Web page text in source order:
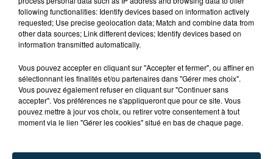
SAINT-ETIENNE : UN ENFANT DÉCÈDE APRÈS
following functionalities: Identify devices based on information actively
requested; Use precise geolocation data; Match and combine data from
other data sources; Link different devices; Identify devices based on
information transmitted automatically.
Vous pouvez accepter en cliquant sur "Accepter et fermer", ou affiner en
sélectionnant les finalités et/ou partenaires dans "Gérer mes choix".
Vous pouvez également refuser en cliquant sur "Continuer sans
accepter". Vos préférences ne s'appliqueront que pour ce site. Vous
pouvez mettre à jour vos choix, ou retirer votre consentement à tout
moment via le lien "Gérer les cookies" situé en bas de chaque page.